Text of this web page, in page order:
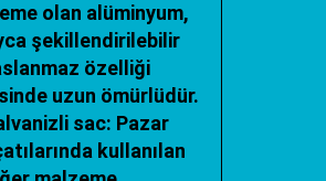
olan alüminyum,
şekillendirilebilir
özelliği
uzun ömürlüdür.
sac: Pazar
kullanılan